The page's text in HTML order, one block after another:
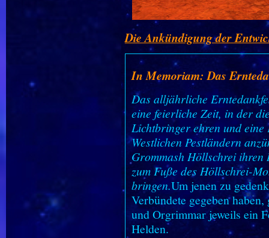
Die Ankündigung der
In Memoriam: Das
Das alljährliche
eine feierliche Zeit, in der
Lichtbringer ehren und
Westlichen Pestländern
Grommash Höllschrei ihren
zum Fuße des Höllschrei-
bringen.Um jenen zu
Verbündete gegeben
und Orgrimmar jeweils ein
Helden.